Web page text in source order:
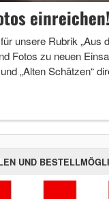
einreichen!
unsere Rubrik „Aus
Fotos zu neuen
„Alten Schätzen“
UND